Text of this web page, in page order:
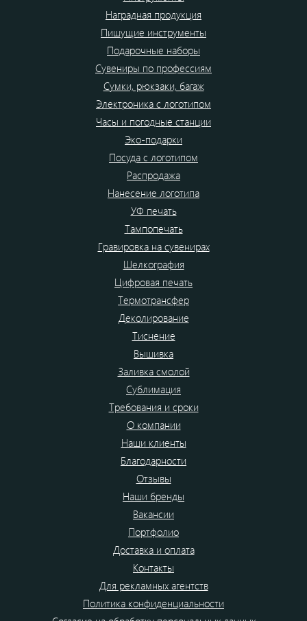
Наградная продукция
Пишущие инструменты
Подарочные наборы
Сувениры по профессиям
Сумки, рюкзаки, багаж
Электроника с логотипом
Часы и погодные станции
Эко-подарки
Посуда с логотипом
Распродажа
Нанесение логотипа
УФ печать
Тампопечать
Гравировка на сувенирах
Шелкография
Цифровая печать
Термотрансфер
Деколирование
Тиснение
Вышивка
Заливка смолой
Сублимация
Требования и сроки
О компании
Наши клиенты
Благодарности
Отзывы
Наши бренды
Вакансии
Портфолио
Доставка и оплата
Контакты
Для рекламных агентств
Политика конфиденциальности